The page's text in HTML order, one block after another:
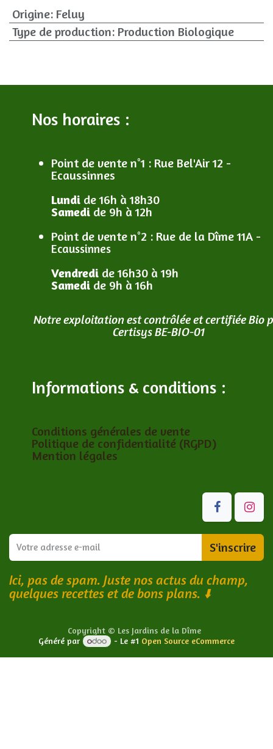
Origine: Feluy
Type de production: Production Biologique
Nos horaires :
Point de vente n°1 : Rue Bel'Air 12 -
Ecaussinnes
Lundi de 16h à 18h30
Samedi de 9h à 12h
Point de vente n°2 : Rue de la Dîme 11A -
Ecaussinnes
Vendredi de 16h30 à 19h
Samedi de 9h à 16h
Notre exploitation est contrôlée et certifiée Bio
Certisys BE-BIO-01
Informations & conditions :
Conditions générales de vente
Politique de confidentialité (RGPD)
Mention légales
S'inscrire
Ici, pas de spam. Juste nos actus du champ,
quelques recettes et de bons plans. ⬇️
Copyright © Les Jardins de la Dîme
Généré par
- Le #1 Open Source eCommerce